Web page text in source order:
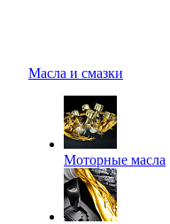
Масла и смазки
Моторные масла